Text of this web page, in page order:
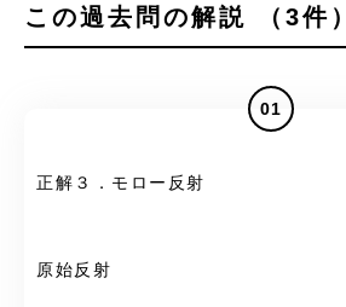
この過去問の解説 （3件）
01
正解３．モロー反射
原始反射